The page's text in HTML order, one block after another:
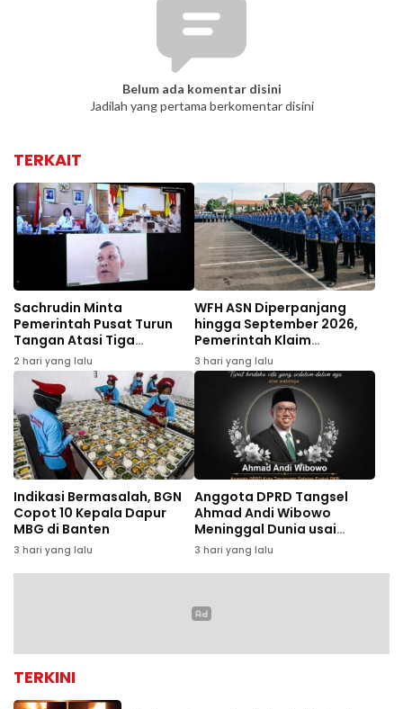
Belum ada komentar disini
Jadilah yang pertama berkomentar disini
TERKAIT
Sachrudin Minta
Pemerintah Pusat Turun
Tangan Atasi Tiga
Persoalan Kota Tangerang
2 hari yang lalu
WFH ASN Diperpanjang
hingga September 2026,
Pemerintah Klaim
Berdampak Positif
3 hari yang lalu
Indikasi Bermasalah, BGN
Copot 10 Kepala Dapur
MBG di Banten
3 hari yang lalu
Anggota DPRD Tangsel
Ahmad Andi Wibowo
Meninggal Dunia usai
Kecelakaan di Tol Cipali
3 hari yang lalu
TERKINI